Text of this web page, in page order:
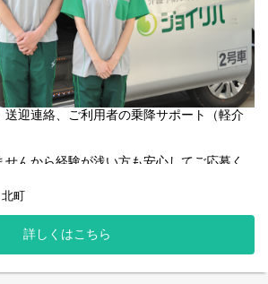
送迎連絡、ご利用者の乗降サポート（軽介
んから経験が浅い方も安心してご応募く
関係の良さがジョイリハの魅力です◎
シニアスタッフも活躍中！
ます♪
町
詳しくはこちら